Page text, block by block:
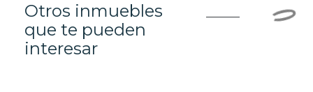
Otros inmuebles
que te pueden
interesar